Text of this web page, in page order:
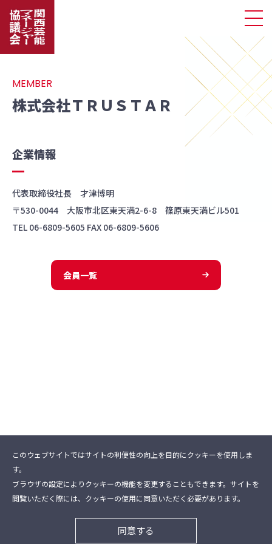
MEMBER
株式会社ＴＲＵＳＴＡＲ
企業情報
代表取締役社長 才津博明
〒530-0044 大阪市北区東天満2-6-8 篠原東天満ビル501
TEL 06-6809-5605 FAX 06-6809-5606
会員一覧
Copyright (C) 2009 Kansai Entertainment Manager
Council All Rights Reserved.
このウェブサイトではサイトの利便性の向上を目的にクッキーを使用しま
す。
ブラウザの設定によりクッキーの機能を変更することもできます。サイトを
閲覧いただく際には、クッキーの使用に同意いただく必要があります。
同意する